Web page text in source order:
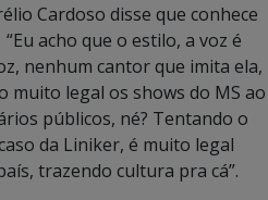
Cardoso disse que conhece
acho que o estilo, a voz é
nenhum cantor que imita ela,
muito legal os shows do MS ao
públicos, né? Tentando o
da Liniker, é muito legal
trazendo cultura pra cá”.